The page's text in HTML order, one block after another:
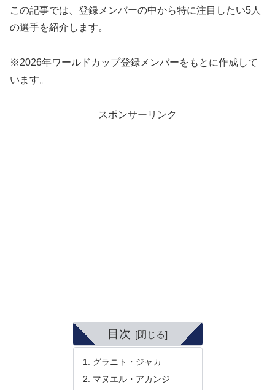
この記事では、登録メンバーの中から特に注目したい5人
の選手を紹介します。
※2026年ワールドカップ登録メンバーをもとに作成して
います。
スポンサーリンク
目次
グラニト・ジャカ
マヌエル・アカンジ